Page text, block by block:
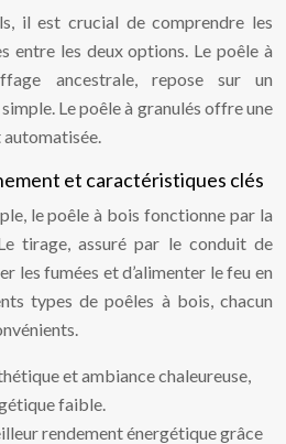
il est crucial de comprendre les
entre les deux options. Le poêle à
ancestrale, repose sur un
Le poêle à granulés offre une
et caractéristiques clés
le poêle à bois fonctionne par la
tirage, assuré par le conduit de
les fumées et d’alimenter le feu en
types de poêles à bois, chacun
et ambiance chaleureuse,
faible.
rendement énergétique grâce